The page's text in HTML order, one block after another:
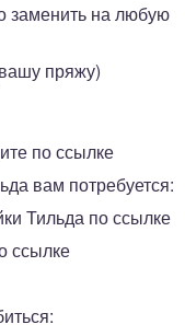
заменить на любую
пряжу)
по ссылке
вам потребуется:
Тильда по ссылке
ссылке